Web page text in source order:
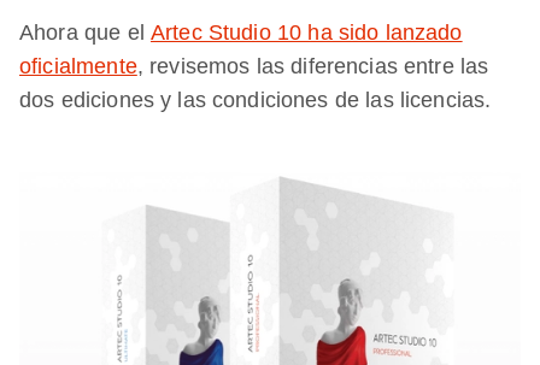
Ahora que el Artec Studio 10 ha sido lanzado
oficialmente, revisemos las diferencias entre las
dos ediciones y las condiciones de las licencias.